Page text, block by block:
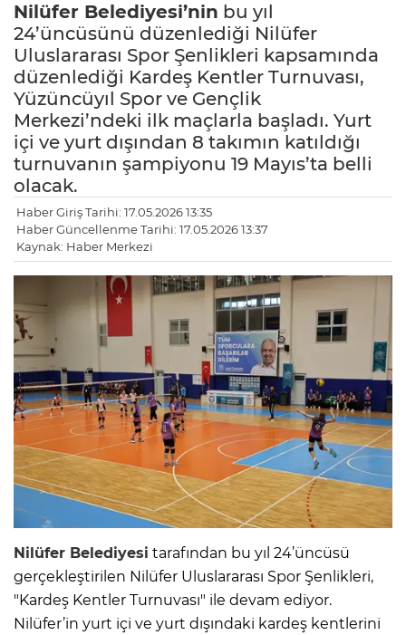
Nilüfer Belediyesi’nin bu yıl
24’üncüsünü düzenlediği Nilüfer
Uluslararası Spor Şenlikleri kapsamında
düzenlediği Kardeş Kentler Turnuvası,
Yüzüncüyıl Spor ve Gençlik
Merkezi’ndeki ilk maçlarla başladı. Yurt
içi ve yurt dışından 8 takımın katıldığı
turnuvanın şampiyonu 19 Mayıs’ta belli
olacak.
Haber Giriş Tarihi: 17.05.2026 13:35
Haber Güncellenme Tarihi: 17.05.2026 13:37
Kaynak: Haber Merkezi
Nilüfer Belediyesi tarafından bu yıl 24’üncüsü
gerçekleştirilen Nilüfer Uluslararası Spor Şenlikleri,
"Kardeş Kentler Turnuvası" ile devam ediyor.
Nilüfer’in yurt içi ve yurt dışındaki kardeş kentlerini